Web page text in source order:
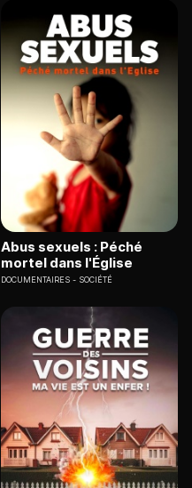
Abus sexuels : Péché
mortel dans l'Église
DOCUMENTAIRES SOCIÉTÉ